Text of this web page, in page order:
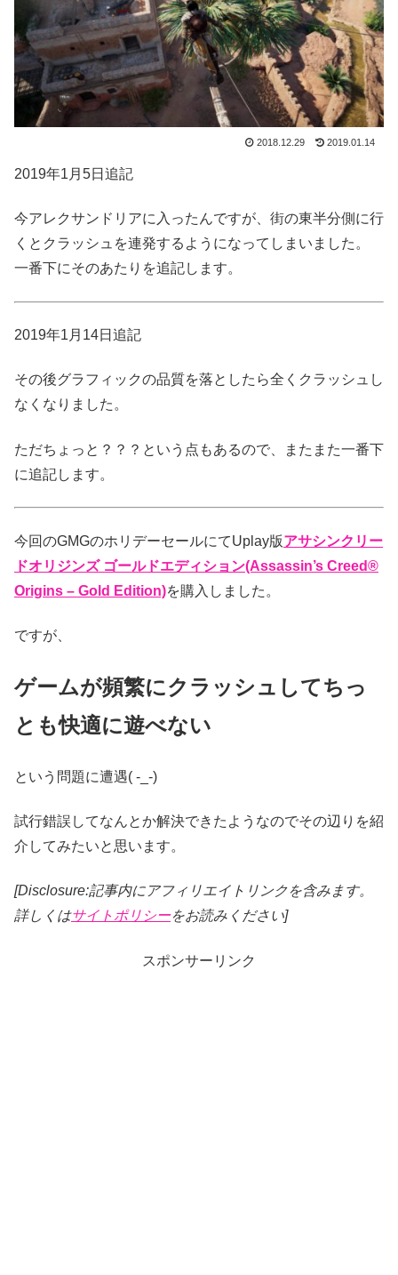
2018.12.29 2019.01.14
2019年1月5日追記
今アレクサンドリアに入ったんですが、街の東半分側に行
くとクラッシュを連発するようになってしまいました。
一番下にそのあたりを追記します。
2019年1月14日追記
その後グラフィックの品質を落としたら全くクラッシュし
なくなりました。
ただちょっと？？？という点もあるので、またまた一番下
に追記します。
今回のGMGのホリデーセールにてUplay版アサシンクリー
ドオリジンズ ゴールドエディション(Assassin’s Creed®
Origins – Gold Edition)を購入しました。
ですが、
ゲームが頻繁にクラッシュしてちっ
とも快適に遊べない
という問題に遭遇( -_-)
試行錯誤してなんとか解決できたようなのでその辺りを紹
介してみたいと思います。
[Disclosure:記事内にアフィリエイトリンクを含みます。
詳しくはサイトポリシーをお読みください]
スポンサーリンク